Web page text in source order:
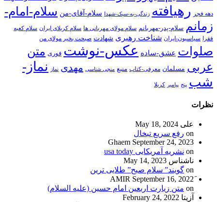
دهه فجر رهیافته زندگی-به-سبک-شهدا سلام-آقای-من سلام-امام-
زمانم سلام-پدر-مهربانم سلام مولای مهربانی ها سلام کربلای ایران سلام کعبه
فقرا سیاسیون-ایران شناخت رهبری شهادت صبحت بخیر مولای من
صلوات عشق-ساده عکس-نوشت فوری متن
عربی مسلمان معرفی-کتاب منبع منجی شناسی مهدی نماز
نماز-
شب پنج پیامبر کربلا
نظرات
علی May 18, 2024
on رفع سریع تبخال
Ghaem September 24, 2023
on نشریه آمریکایی usa today
ناشناس May 14, 2023
on گویند” سلام صبح” طلایی ترین
September 16, 2022
on متن زیارت اربعین امام حسین (علیه السلام)
آزیتا February 24, 2022